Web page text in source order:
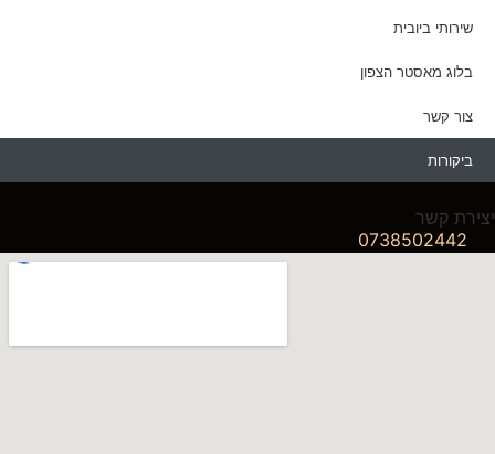
שירותי ביובית
בלוג מאסטר הצפון
צור קשר
ביקורות
יצירת קשר
0738502442